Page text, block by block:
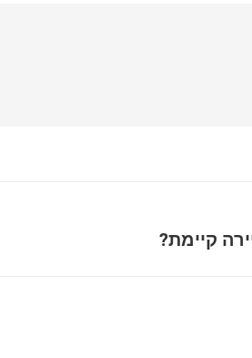
קיימת?